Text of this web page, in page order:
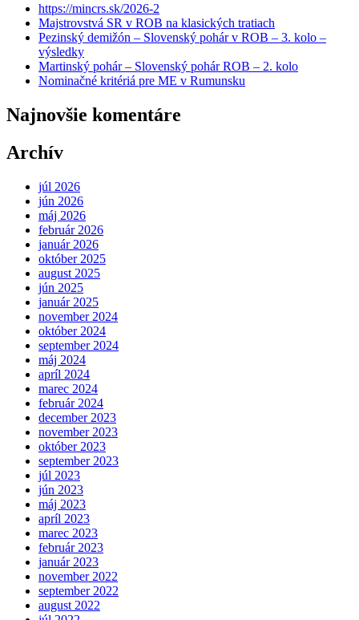
https://mincrs.sk/2026-2
Majstrovstvá SR v ROB na klasických tratiach
Pezinský demižón – Slovenský pohár v ROB – 3. kolo –
výsledky
Martinský pohár – Slovenský pohár ROB – 2. kolo
Nominačné kritériá pre ME v Rumunsku
Najnovšie komentáre
Archív
júl 2026
jún 2026
máj 2026
február 2026
január 2026
október 2025
august 2025
jún 2025
január 2025
november 2024
október 2024
september 2024
máj 2024
apríl 2024
marec 2024
február 2024
december 2023
november 2023
október 2023
september 2023
júl 2023
jún 2023
máj 2023
apríl 2023
marec 2023
február 2023
január 2023
november 2022
september 2022
august 2022